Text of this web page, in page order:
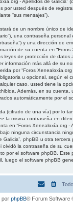
- Apellidos de Galicia”
por usted después de
“sus mensajes”).
de un nombre único de
una contraseña
y una dirección de
de su cuenta en
leyes de protección de
información más allá de su
por “Foros
u opcional, según el
caso, usted tiene la
Además, en su cuenta,
automáticamente por el
(cifrado de una vía) por lo
la misma contraseña en
en “Foros Xenealoxía.org -
ninguna circunstancia
Galicia”, phpBB u otra tercera
olvidó la contraseña de su
por el software phpBB. Este
luego el software phpBB
por phpBB® Forum Software